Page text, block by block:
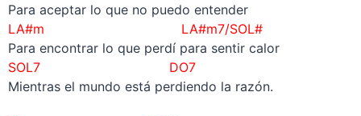
Para aceptar lo que no puedo entender
LA#m LA#m7/SOL#
Para encontrar lo que perdí para sentir calor
SOL7 DO7
Mientras el mundo está perdiendo la razón.